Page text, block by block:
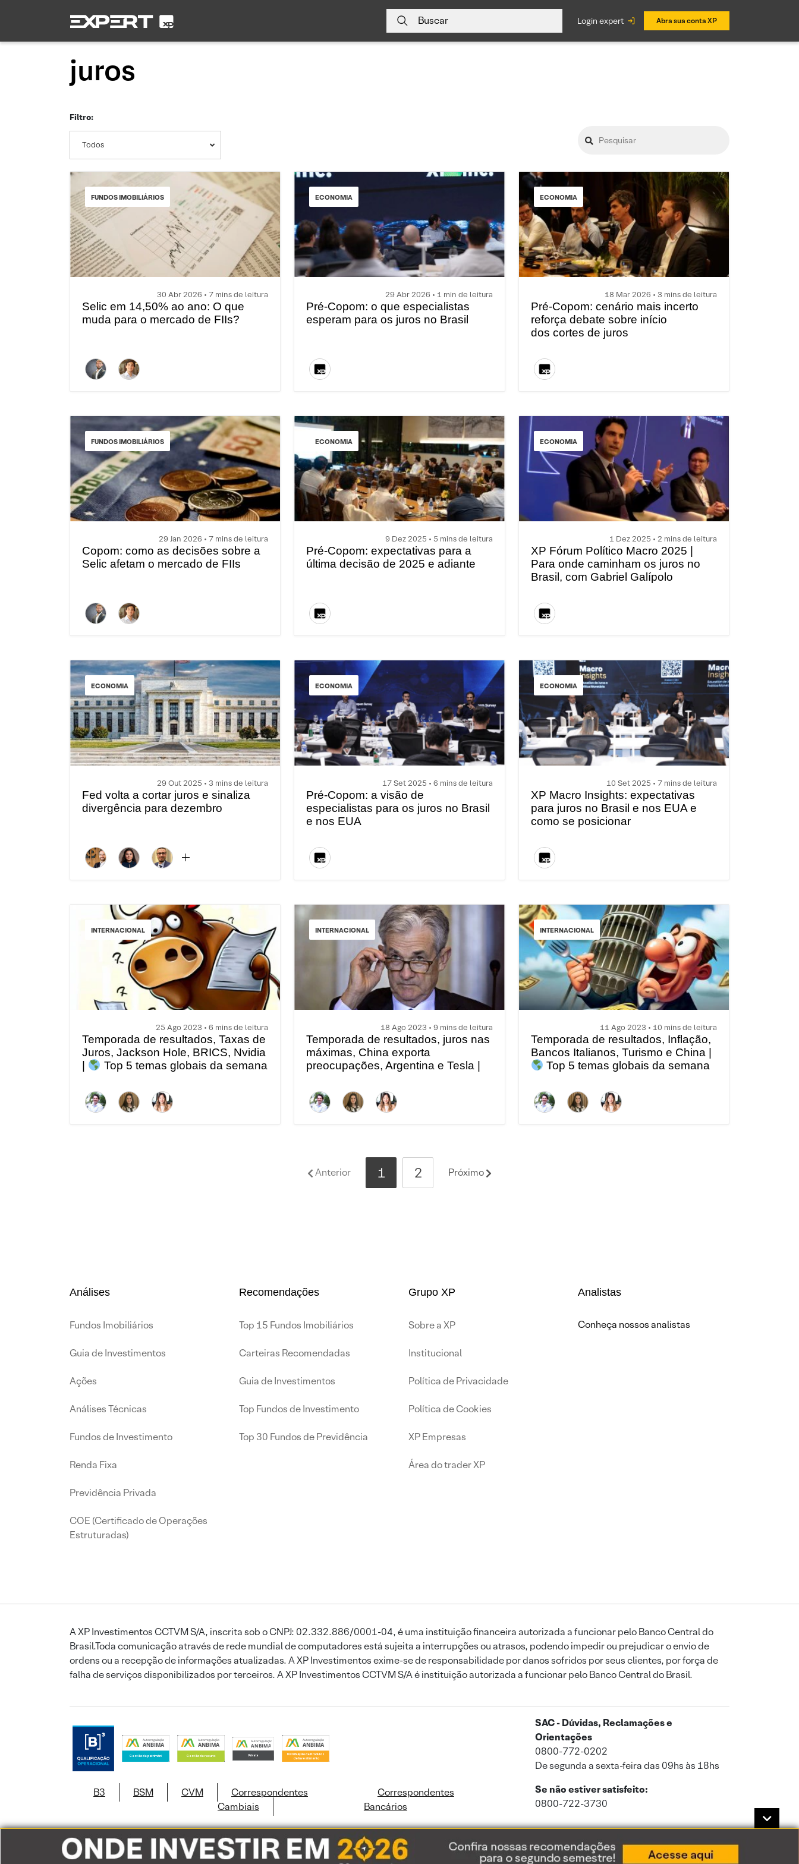
Buscar login expert Abra sua conta XP
juros
Filtro:
Todos
FUNDOS IMOBILIÁRIOS
30 Abr 2026 • 7 mins de leitura
Selic em 14,50% ao ano: O que
muda para o mercado de FIIs?
ECONOMIA
29 Abr 2026 • 1 min de leitura
Pré-Copom: o que especialistas
esperam para os juros no Brasil
ECONOMIA
18 Mar 2026 • 3 mins de leitura
Pré-Copom: cenário mais incerto
reforça debate sobre início
dos cortes de juros
FUNDOS IMOBILIÁRIOS
29 Jan 2026 • 7 mins de leitura
Copom: como as decisões sobre a
Selic afetam o mercado de FIIs
ECONOMIA
9 Dez 2025 • 5 mins de leitura
Pré-Copom: expectativas para a
última decisão de 2025 e adiante
ECONOMIA
1 Dez 2025 • 2 mins de leitura
XP Fórum Político Macro 2025 |
Para onde caminham os juros no
Brasil, com Gabriel Galípolo
ECONOMIA
29 Out 2025 • 3 mins de leitura
Fed volta a cortar juros e sinaliza
divergência para dezembro
ECONOMIA
17 Set 2025 • 6 mins de leitura
Pré-Copom: a visão de
especialistas para os juros no Brasil
e nos EUA
ECONOMIA
10 Set 2025 • 7 mins de leitura
XP Macro Insights: expectativas
para juros no Brasil e nos EUA e
como se posicionar
INTERNACIONAL
25 Ago 2023 • 6 mins de leitura
Temporada de resultados, Taxas de
Juros, Jackson Hole, BRICS, Nvidia
Top 5 temas globais da semana
INTERNACIONAL
18 Ago 2023 • 9 mins de leitura
Temporada de resultados, juros nas
máximas, China exporta
preocupações, Argentina e Tesla |
INTERNACIONAL
11 Ago 2023 • 10 mins de leitura
Temporada de resultados, Inflação,
Bancos Italianos, Turismo e China |
Top 5 temas globais da semana
Anterior 1 2 Próximo
Análises
Fundos Imobiliários
Guia de Investimentos
Ações
Análises Técnicas
Fundos de Investimento
Renda Fixa
Previdência Privada
COE (Certificado de Operações
Estruturadas)
Recomendações
Top 15 Fundos Imobiliários
Carteiras Recomendadas
Guia de Investimentos
Top Fundos de Investimento
Top 30 Fundos de Previdência
Grupo XP
Sobre a XP
Institucional
Política de Privacidade
Política de Cookies
XP Empresas
Área do trader XP
Analistas
Conheça nossos analistas
A XP Investimentos CCTVM S/A, inscrita sob o CNPJ: 02.332.886/0001-04, é uma instituição financeira autorizada a funcionar pelo Banco Central do
Brasil.Toda comunicação através de rede mundial de computadores está sujeita a interrupções ou atrasos, podendo impedir ou prejudicar o envio de
ordens ou a recepção de informações atualizadas. A XP Investimentos exime-se de responsabilidade por danos sofridos por seus clientes, por força de
falha de serviços disponibilizados por terceiros. A XP Investimentos CCTVM S/A é instituição autorizada a funcionar pelo Banco Central do Brasil.
B3 BSM CVM
Correspondentes
Cambiais
Correspondentes
Bancários
SAC - Dúvidas, Reclamações e
Orientações
0800-772-0202
De segunda a sexta-feira das 09hs às 18hs
Se não estiver satisfeito:
0800-722-3730
Este site usa cookies e dados pessoais de acordo com a nossa Política de Cookiese a nossaPolítica de Privacidade.